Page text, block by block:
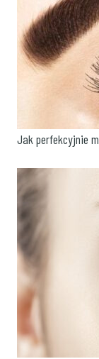
Jak perfekcyjnie